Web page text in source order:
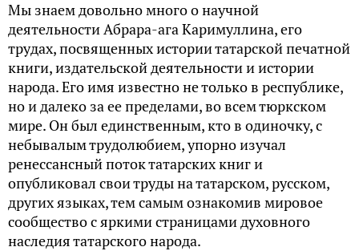
Мы знаем довольно много о научной
деятельности Абрара-ага Каримуллина, его
трудах, посвященных истории татарской печатной
книги, издательской деятельности и истории
народа. Его имя известно не только в республике,
но и далеко за ее пределами, во всем тюркском
мире. Он был единственным, кто в одиночку, с
небывалым трудолюбием, упорно изучал
ренессансный поток татарских книг и
опубликовал свои труды на татарском, русском,
других языках, тем самым ознакомив мировое
сообщество с яркими страницами духовного
наследия татарского народа.